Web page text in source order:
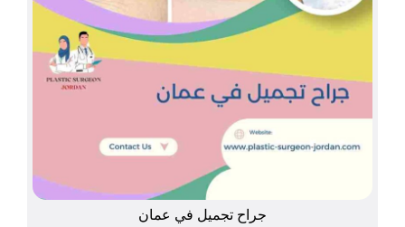
جراح تجميل في عمان